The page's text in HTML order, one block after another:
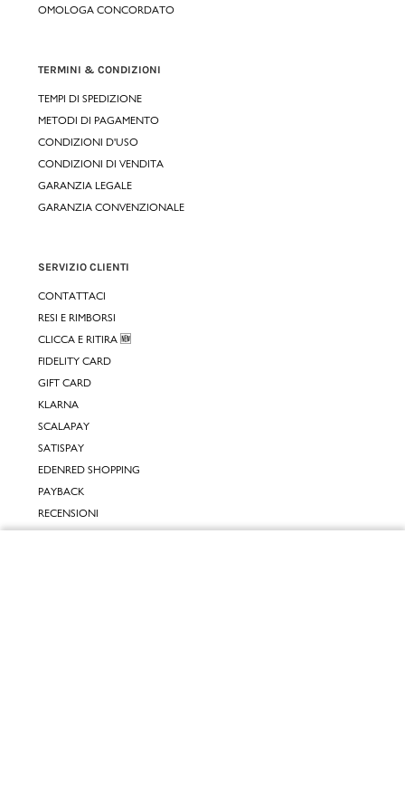
OMOLOGA CONCORDATO
TERMINI & CONDIZIONI
TEMPI DI SPEDIZIONE
METODI DI PAGAMENTO
CONDIZIONI D'USO
CONDIZIONI DI VENDITA
GARANZIA LEGALE
GARANZIA CONVENZIONALE
SERVIZIO CLIENTI
CONTATTACI
RESI E RIMBORSI
CLICCA E RITIRA 🆕
FIDELITY CARD
GIFT CARD
KLARNA
SCALAPAY
SATISPAY
EDENRED SHOPPING
PAYBACK
RECENSIONI
INPOST DAYS